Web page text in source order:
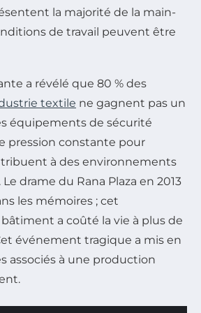
la majorité de la main-
de travail peuvent être
a révélé que 80 % des
textile ne gagnent pas un
équipements de sécurité
pression constante pour
à des environnements
drame du Rana Plaza en 2013
les mémoires ; cet
a coûté la vie à plus de
événement tragique a mis en
associés à une production